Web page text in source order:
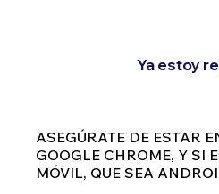
Ya estoy
ASEGÚRATE DE ESTAR
GOOGLE CHROME, Y SI
MÓVIL, QUE SEA